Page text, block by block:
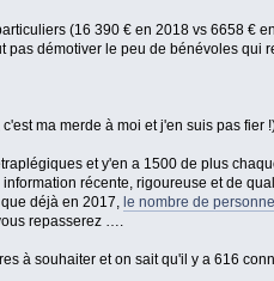
(16 390 € en 2018 vs 6658 €
pas démotiver le peu de bénévoles qui
ma merde à moi et j'en suis pas fier
et y'en a 1500 de plus
récente, rigoureuse et de
déjà en 2017, le nombre de
repasserez ….
à souhaiter et on sait qu'il y a 616